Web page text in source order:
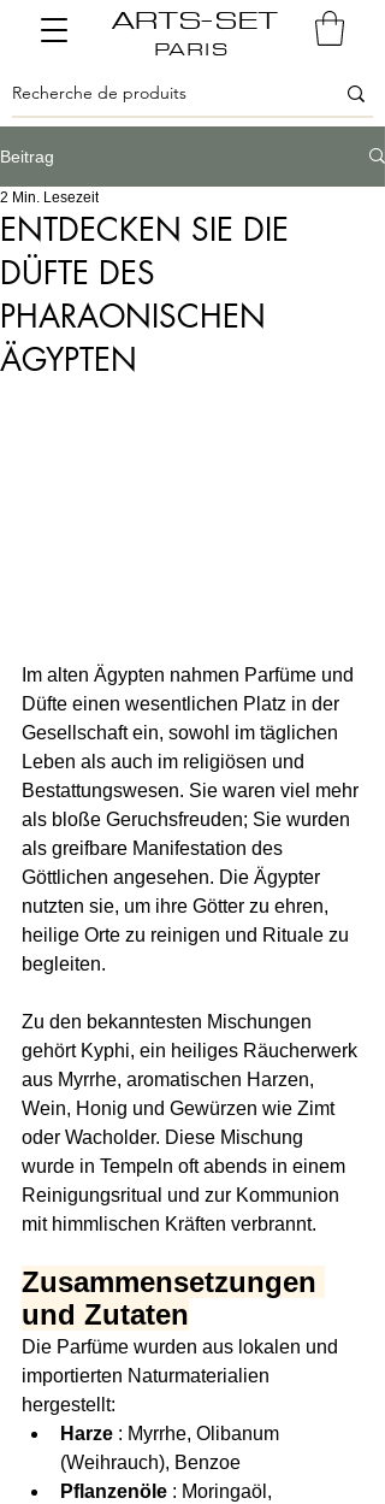
ARTS-SET
PARIS
Beitrag
ENTDECKEN SIE DIE
DÜFTE DES
PHARAONISCHEN
ÄGYPTEN
2 Min. Lesezeit
Im alten Ägypten nahmen Parfüme und
Düfte einen wesentlichen Platz in der
Gesellschaft ein, sowohl im täglichen
Leben als auch im religiösen und
Bestattungswesen. Sie waren viel mehr
als bloße Geruchsfreuden; Sie wurden
als greifbare Manifestation des
Göttlichen angesehen. Die Ägypter
nutzten sie, um ihre Götter zu ehren,
heilige Orte zu reinigen und Rituale zu
begleiten.
Zu den bekanntesten Mischungen
gehört Kyphi, ein heiliges Räucherwerk
aus Myrrhe, aromatischen Harzen,
Wein, Honig und Gewürzen wie Zimt
oder Wacholder. Diese Mischung
wurde in Tempeln oft abends in einem
Reinigungsritual und zur Kommunion
mit himmlischen Kräften verbrannt.
Zusammensetzungen
und Zutaten
Die Parfüme wurden aus lokalen und
importierten Naturmaterialien
hergestellt:
Harze : Myrrhe, Olibanum
(Weihrauch), Benzoe
Pflanzenöle : Moringaöl,